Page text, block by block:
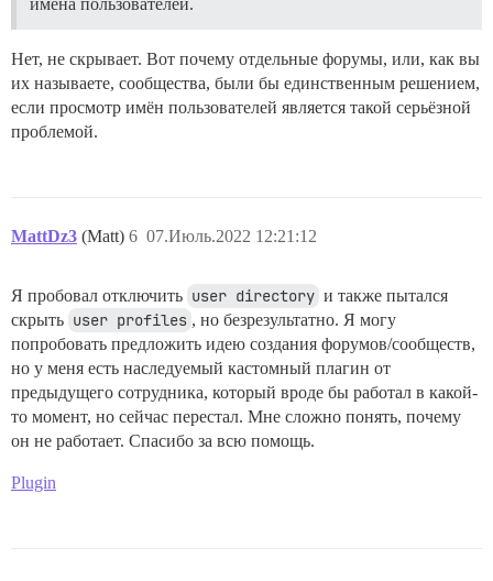
Нет, не скрывает. Вот почему отдельные форумы, или, как вы
их называете, сообщества, были бы единственным решением,
если просмотр имён пользователей является такой серьёзной
проблемой.
MattDz3 (Matt) 07.Июль.2022 12:21:12
6
Я пробовал отключить user directory и также пытался
скрыть user profiles , но безрезультатно. Я могу
попробовать предложить идею создания форумов/сообществ,
но у меня есть наследуемый кастомный плагин от
предыдущего сотрудника, который вроде бы работал в какой-
то момент, но сейчас перестал. Мне сложно понять, почему
он не работает. Спасибо за всю помощь.
Plugin